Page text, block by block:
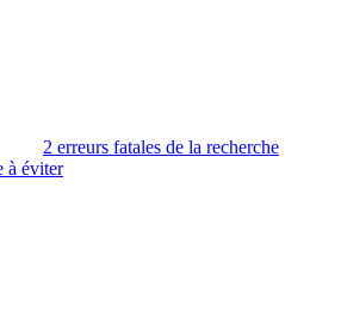
2 erreurs fatales de la recherche
à éviter